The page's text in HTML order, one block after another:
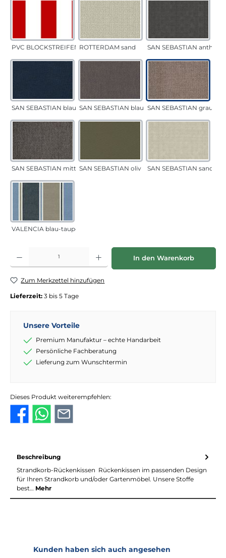
PVC BLOCKSTREIFEN rotROTTERDAM sand SAN SEBASTIAN anthrazit
SAN SEBASTIAN blau SAN SEBASTIAN blau-sandSAN SEBASTIAN grau-
SAN SEBASTIAN mittelgrauSAN SEBASTIAN oliv SAN SEBASTIAN sand
VALENCIA blau-taupe
Produkt Anzahl: Gib den gewünschten Wert ein oder benutze die
In den Warenkorb
Zum Merkzettel hinzufügen
Lieferzeit: 3 bis 5 Tage
Unsere Vorteile
Premium Manufaktur – echte Handarbeit
Persönliche Fachberatung
Lieferung zum Wunschtermin
Dieses Produkt weiterempfehlen:
Beschreibung
Strandkorb-Rückenkissen Rückenkissen im passenden Design
für Ihren Strandkorb und/oder Gartenmöbel. Unsere Stoffe
best… Mehr
Produktgalerie überspringen
Kunden haben sich auch angesehen